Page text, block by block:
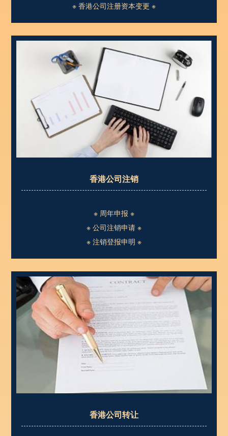
※ 香港公司注册资本变更 ※
香港公司注销
※ 周年申报 ※
※ 公司注销申请 ※
※ 注销登报申明 ※
香港公司转让